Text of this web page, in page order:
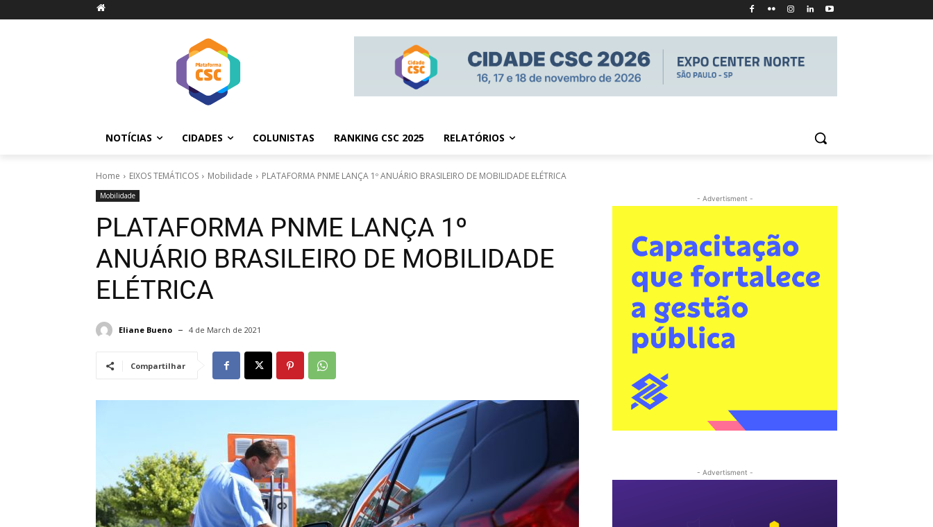
NOTÍCIAS CIDADES COLUNISTAS RANKING CSC 2025 RELATÓRIOS
Home EIXOS TEMÁTICOS Mobilidade PLATAFORMA PNME LANÇA 1º ANUÁRIO BRASILEIRO DE MOBILIDADE ELÉTRICA
Mobilidade
PLATAFORMA PNME LANÇA 1º
ANUÁRIO BRASILEIRO DE MOBILIDADE
ELÉTRICA
Eliane Bueno 4 de March de 2021
Compartilhar
- Advertisment -
- Advertisment -